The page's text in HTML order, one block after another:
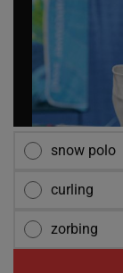
snow polo
curling
zorbing